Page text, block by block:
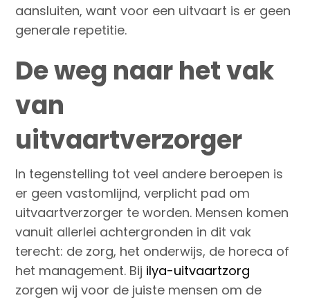
aansluiten, want voor een uitvaart is er geen
generale repetitie.
De weg naar het vak
van
uitvaartverzorger
In tegenstelling tot veel andere beroepen is
er geen vastomlijnd, verplicht pad om
uitvaartverzorger te worden. Mensen komen
vanuit allerlei achtergronden in dit vak
terecht: de zorg, het onderwijs, de horeca of
het management. Bij ilya-uitvaartzorg
zorgen wij voor de juiste mensen om de